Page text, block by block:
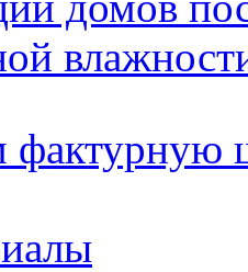
фактурную